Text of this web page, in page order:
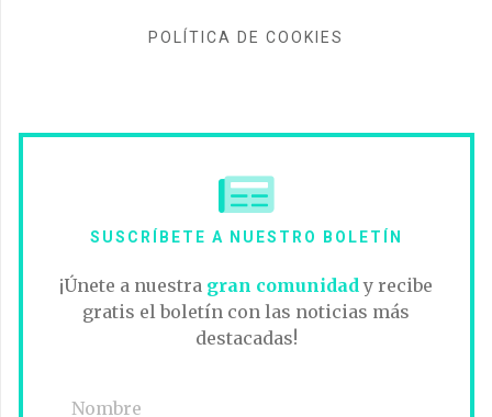
POLÍTICA DE COOKIES
SUSCRÍBETE A NUESTRO BOLETÍN
¡Únete a nuestra gran comunidady recibe
gratis el boletín con las noticias más
destacadas!